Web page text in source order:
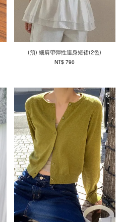
(預) 細肩帶彈性連身短裙(2色)
NT$ 790